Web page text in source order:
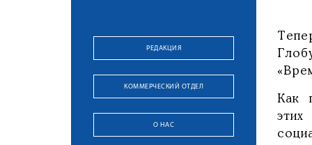
РЕДАКЦИЯ
КОММЕРЧЕСКИЙ ОТДЕЛ
О НАС
Как
этих